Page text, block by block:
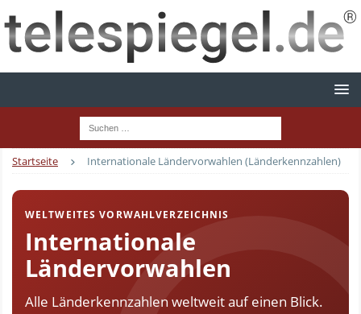
Startseite Internationale Ländervorwahlen (Länderkennzahlen)
WELTWEITES VORWAHLVERZEICHNIS
Internationale
Ländervorwahlen
Alle Länderkennzahlen weltweit auf einen Blick.